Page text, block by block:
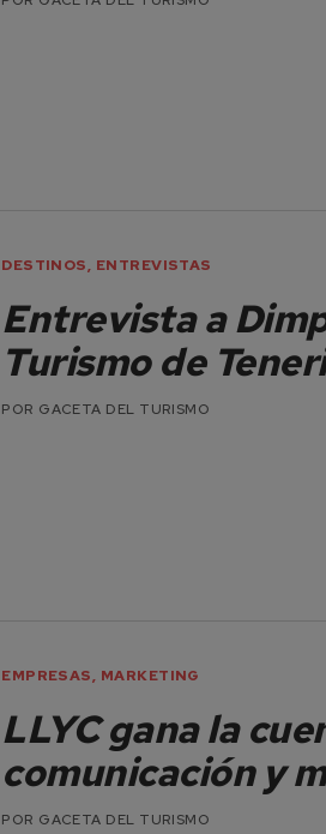
DESTINOS, ENTREVISTAS
Entrevista a
Turismo de
POR GACETA DEL TURISMO
EMPRESAS, MARKETING
LLYC gana la
comunicación y
POR GACETA DEL TURISMO